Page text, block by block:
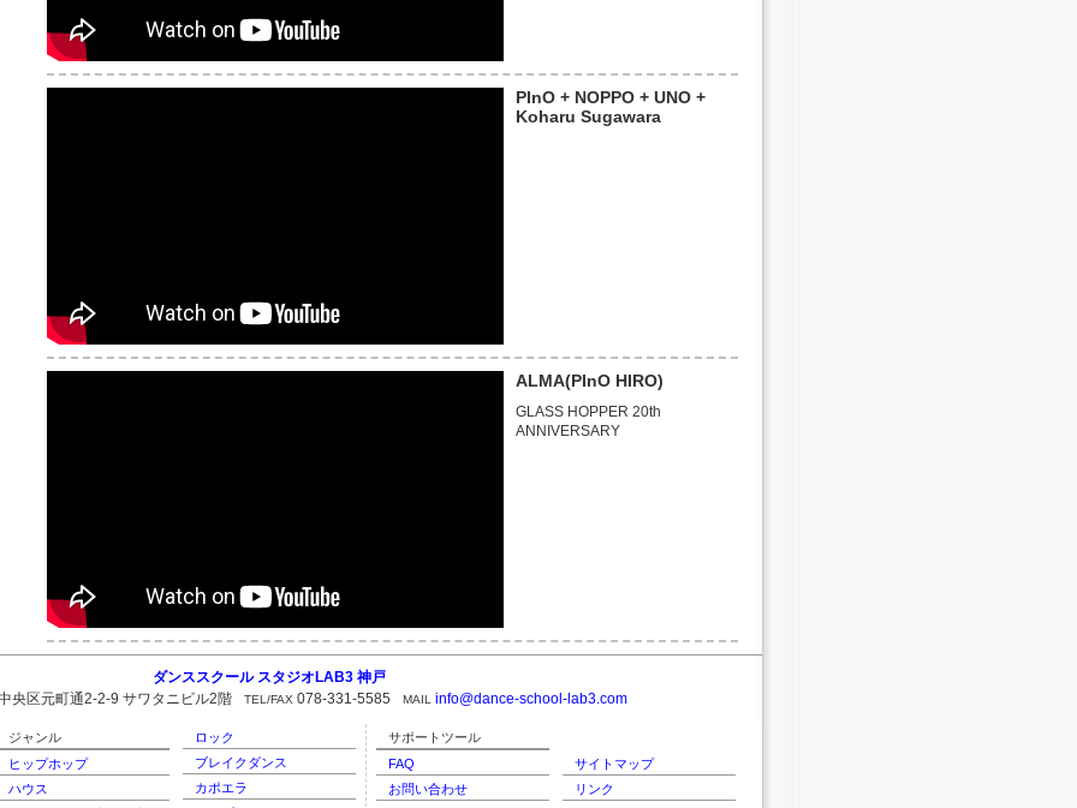
PInO + NOPPO + UNO +
Koharu Sugawara
ALMA(PInO HIRO)
GLASS HOPPER 20th
ANNIVERSARY
ダンススクール スタジオLAB3 神戸
央区元町通2-2-9 サワタニビル2階 TEL/FAX 078-331-5585 MAIL info@dance-school-lab3.com
ジャンル
ヒップホップ
ハウス
ロック
ブレイクダンス
カポエラ
サポートツール
FAQ
お問い合わせ
サイトマップ
リンク